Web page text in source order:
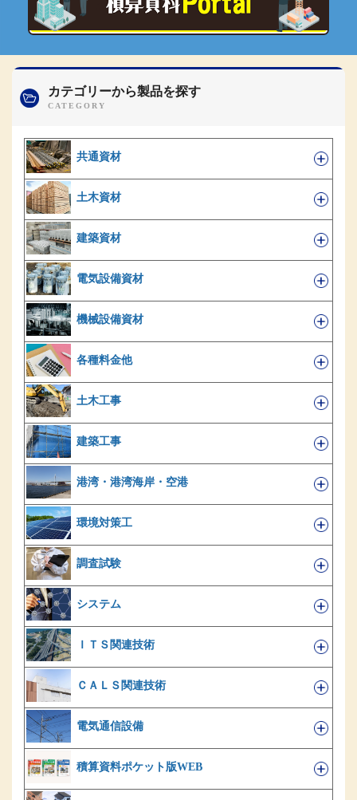
カテゴリーから製品を探す
共通資材
土木資材
建築資材
電気設備資材
機械設備資材
各種料金他
土木工事
建築工事
港湾・港湾海岸・空港
環境対策工
調査試験
システム
ＩＴＳ関連技術
ＣＡＬＳ関連技術
電気通信設備
積算資料ポケット版WEB